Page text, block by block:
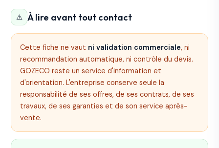
⚠️ À lire avant tout contact
Cette fiche ne vaut ni validation commerciale, ni
recommandation automatique, ni contrôle du devis.
GOZECO reste un service d'information et
d'orientation. L'entreprise conserve seule la
responsabilité de ses offres, de ses contrats, de ses
travaux, de ses garanties et de son service après-
vente.